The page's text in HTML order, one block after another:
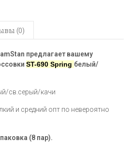
(0)
предлагает вашему
ST-690 Spring белый/
св.серый/качи
и средний опт по невероятно
(8 пар).